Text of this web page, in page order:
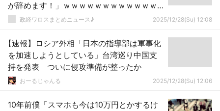
が辞めます！」ｗｗｗｗｗｗｗｗｗｗｗｗ
ｗｗｗｗｗ
政経ワロスまとめニュース♪ 2025/12/28(Su) 12:08
【速報】ロシア外相「日本の指導部は軍事化
を加速しようとしている」台湾巡り中国支
持を発表 ついに侵攻準備が整ったか
おーるじゃんる 2025/12/28(Su) 12:06
10年前僕「スマホも今は10万円とかするけ